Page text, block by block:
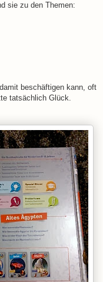
sie zu den Themen:
beschäftigen kann, oft
tatsächlich Glück.